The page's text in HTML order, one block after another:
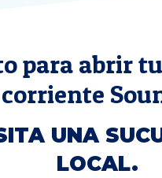
para abrir
corriente
UNA
LOCAL.